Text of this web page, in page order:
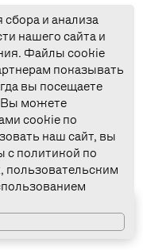
и анализа
нашего сайта и
Файлы cookie
показывать
вы посещаете
Вы можете
cookie по
наш сайт, вы
с политикой по
пользовательским